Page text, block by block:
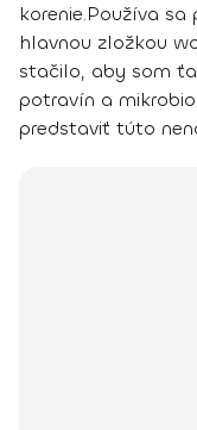
korenie.Používa sa
hlavnou zložkou
stačilo, aby som
potravín a
predstaviť túto